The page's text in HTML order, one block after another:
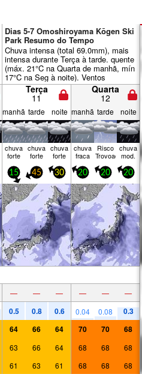
Dias 5-7 Omoshiroyama Kōgen Ski
Park Resumo do Tempo
Chuva intensa (total 69.0mm), mais
intensa durante Terça à tarde. quente
(máx. 21°C na Quarta de manhã, mín
17°C na Seg à noite). Ventos
aumentam (vento fraco de Este-
Nordeste na Seg à noite, Fortes
rajadas de Este-Nordeste na Terça à
tarde).
Terça
11
Quarta
12
manhã tarde noite manhã tarde noite
chuva
forte
chuva
forte
chuva
forte
chuva
fraca
Risco
Trovoada
chuva
mod.
15 45 30 20 20 20
— — — — — —
0.5 0.8 0.6 0.04 0.08 0.3
64 66 64 70 70 68
63 66 64 68 68 68
61 63 61 68 68 68